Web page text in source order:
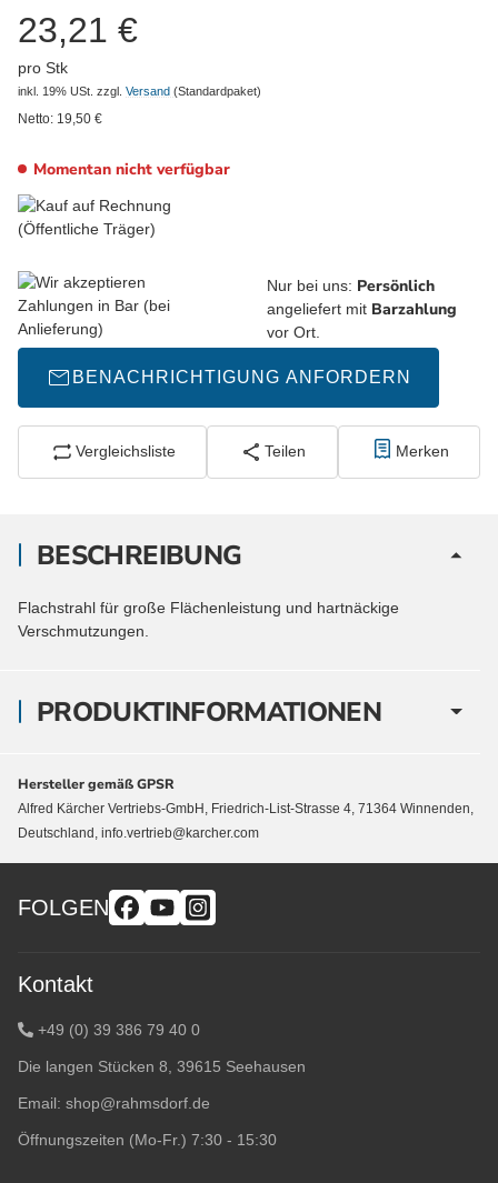
23,21 €
pro Stk
inkl. 19% USt. zzgl. Versand (Standardpaket)
Netto: 19,50 €
Momentan nicht verfügbar
Nur bei uns: Persönlich
angeliefert mit Barzahlung
vor Ort.
BENACHRICHTIGUNG ANFORDERN
Vergleichsliste Teilen Merken
PRODUKTINFORMATIONEN
BESCHREIBUNG
Flachstrahl für große Flächenleistung und hartnäckige
Verschmutzungen.
Hersteller gemäß GPSR
Alfred Kärcher Vertriebs-GmbH, Friedrich-List-Strasse 4, 71364 Winnenden,
Deutschland, info.vertrieb@karcher.com
FOLGEN
Kontakt
+49 (0) 39 386 79 40 0
Die langen Stücken 8, 39615 Seehausen
Email: shop@rahmsdorf.de
Öffnungszeiten (Mo-Fr.) 7:30 - 15:30